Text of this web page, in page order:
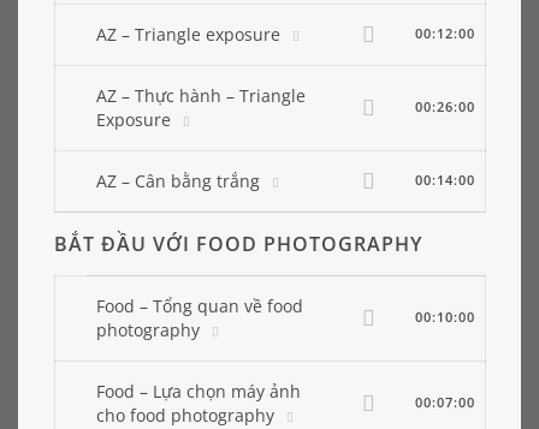
AZ – Triangle exposure 00:12:00
AZ – Thực hành – Triangle
Exposure
00:26:00
AZ – Cân bằng trắng 00:14:00
BẮT ĐẦU VỚI FOOD PHOTOGRAPHY
Food – Tổng quan về food
photography
00:10:00
Food – Lựa chọn máy ảnh
cho food photography
00:07:00